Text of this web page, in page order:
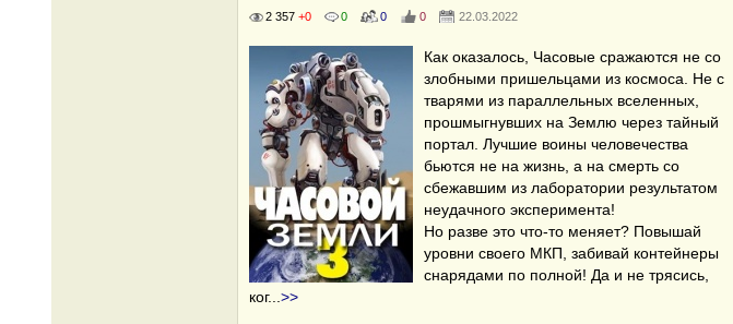
2 357 +0 0 0 0 22.03.2022
Как оказалось, Часовые сражаются не со
злобными пришельцами из космоса. Не с
тварями из параллельных вселенных,
прошмыгнувших на Землю через тайный
портал. Лучшие воины человечества
бьются не на жизнь, а на смерть со
сбежавшим из лаборатории результатом
неудачного эксперимента!
Но разве это что-то меняет? Повышай
уровни своего МКП, забивай контейнеры
снарядами по полной! Да и не трясись,
ког... >>